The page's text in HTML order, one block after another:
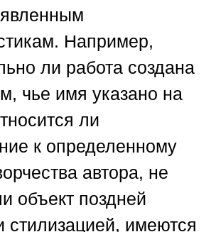
Например,
ли работа создана
чье имя указано на
ли
к определенному
автора, не
объект поздней
стилизацией, имеются